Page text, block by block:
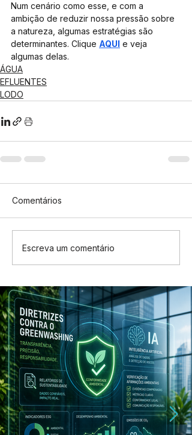
Num cenário como esse, e com a
ambição de reduzir nossa pressão sobre
a natureza, algumas estratégias são
determinantes. Clique AQUI e veja
algumas delas.
ÁGUA
EFLUENTES
LODO
Comentários
Escreva um comentário